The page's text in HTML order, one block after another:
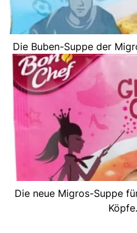
Die Buben-Suppe der
Die neue Migros-Suppe